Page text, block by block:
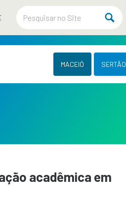
MACEIÓ SERTÃO
acadêmica em